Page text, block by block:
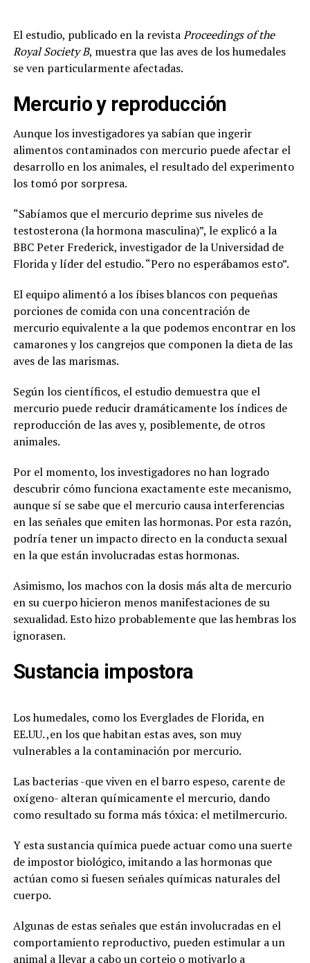
El estudio, publicado en la revistaProceedings of the
Royal Society B, muestra que las aves de los humedales
se ven particularmente afectadas.
Mercurio y reproducción
Aunque los investigadores ya sabían que ingerir
alimentos contaminados con mercurio puede afectar el
desarrollo en los animales, el resultado del experimento
los tomó por sorpresa.
“Sabíamos que el mercurio deprime sus niveles de
testosterona (la hormona masculina)”, le explicó a la
BBC Peter Frederick, investigador de la Universidad de
Florida y líder del estudio. “Pero no esperábamos esto”.
El equipo alimentó a los íbises blancos con pequeñas
porciones de comida con una concentración de
mercurio equivalente a la que podemos encontrar en los
camarones y los cangrejos que componen la dieta de las
aves de las marismas.
Según los científicos, el estudio demuestra que el
mercurio puede reducir dramáticamente los índices de
reproducción de las aves y, posiblemente, de otros
animales.
Por el momento, los investigadores no han logrado
descubrir cómo funciona exactamente este mecanismo,
aunque sí se sabe que el mercurio causa interferencias
en las señales que emiten las hormonas. Por esta razón,
podría tener un impacto directo en la conducta sexual
en la que están involucradas estas hormonas.
Asimismo, los machos con la dosis más alta de mercurio
en su cuerpo hicieron menos manifestaciones de su
sexualidad. Esto hizo probablemente que las hembras los
ignorasen.
Sustancia impostora
Los humedales, como los Everglades de Florida, en
EE.UU. ,en los que habitan estas aves, son muy
vulnerables a la contaminación por mercurio.
Las bacterias -que viven en el barro espeso, carente de
oxígeno- alteran químicamente el mercurio, dando
como resultado su forma más tóxica: el metilmercurio.
Y esta sustancia química puede actuar como una suerte
de impostor biológico, imitando a las hormonas que
actúan como si fuesen señales químicas naturales del
cuerpo.
Algunas de estas señales que están involucradas en el
comportamiento reproductivo, pueden estimular a un
animal a llevar a cabo un cortejo o motivarlo a